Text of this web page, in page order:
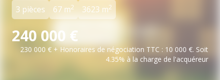
3 pièces 67 m2 3623 m2
240 000 €
230 000 € + Honoraires de négociation TTC : 10 000 €. Soit
4.35% à la charge de l'acquéreur